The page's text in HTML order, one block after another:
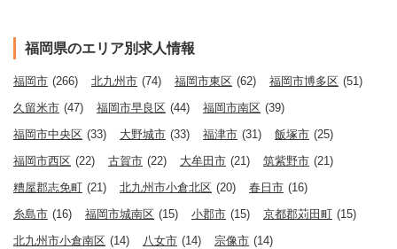
福岡県のエリア別求人情報
福岡市 (266) 北九州市 (74) 福岡市東区 (62) 福岡市博多区 (51)
久留米市 (47) 福岡市早良区 (44) 福岡市南区 (39)
福岡市中央区 (33) 大野城市 (33) 福津市 (31) 飯塚市 (25)
福岡市西区 (22) 古賀市 (22) 大牟田市 (21) 筑紫野市 (21)
糟屋郡志免町 (21) 北九州市小倉北区 (20) 春日市 (16)
糸島市 (16) 福岡市城南区 (15) 小郡市 (15) 京都郡苅田町 (15)
北九州市小倉南区 (14) 八女市 (14) 宗像市 (14)